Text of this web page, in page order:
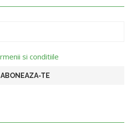
si conditiile